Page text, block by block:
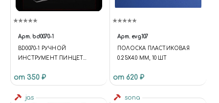
Арт. bd0070-1
BD0070-1 РУЧНОЙ
ИНСТРУМЕНТ ПИНЦЕТ
MODEL TWEEZERS
от 350 ₽
Арт. evg107
ПОЛОСКА ПЛАСТИКОВАЯ
0.25Х4.0 ММ, 10 ШТ
от 620 ₽
jas sona